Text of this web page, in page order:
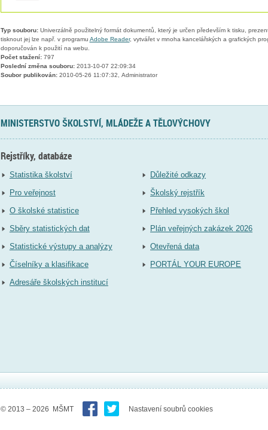
Typ souboru:Univerzálně použitelný formát dokumentů, který je určen především k tisku,
tisknout jej lze např. v programu Adobe Reader, vytvářet v mnoha kancelářských a grafických
doporučován k použití na webu.
Počet stažení:797
Poslední změna souboru:2013-10-07 22:09:34
Soubor publikován:2010-05-26 11:07:32, Administrator
MINISTERSTVO ŠKOLSTVÍ, MLÁDEŽE A TĚLOVÝCHOVY
Rejstříky, databáze
Statistika školství
Pro veřejnost
O školské statistice
Sběry statistických dat
Statistické výstupy a analýzy
Číselníky a klasifikace
Adresáře školských institucí
Důležité odkazy
Školský rejstřík
Přehled vysokých škol
Plán veřejných zakázek 2026
Otevřená data
PORTÁL YOUR EUROPE
© 2013 – 2026 MŠMT Nastavení soubrů cookies